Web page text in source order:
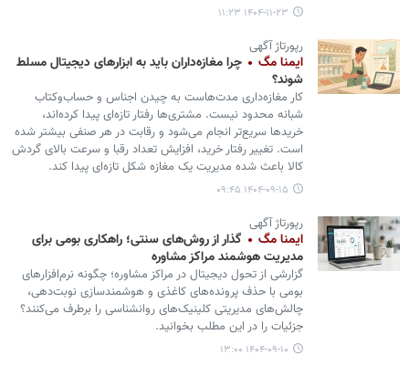
۱۴۰۴-۱۱-۲۳ ۱۱:۲۳
رپورتاژ آگهی
ایمنا مگ
چرا مغازه‌داران باید به ابزارهای دیجیتال مسلط
شوند؟
کار مغازه‌داری مدت‌هاست به چیدن اجناس و حساب‌وکتاب
شبانه محدود نیست. مشتری‌ها رفتار تازه‌ای پیدا کرده‌اند،
خریدها سریع‌تر انجام می‌شود و رقابت در هر صنفی بیشتر شده
است. تغییر رفتار خرید، افزایش تعداد رقبا و سرعت بالای گردش
کالا باعث شده مدیریت یک مغازه شکل تازه‌ای پیدا کند.
۱۴۰۴-۰۹-۱۵ ۰۹:۴۵
رپورتاژ آگهی
ایمنا مگ
گذار از روش‌های سنتی؛ راهکاری بومی برای
مدیریت هوشمند مراکز مشاوره
گزارشی از تحول دیجیتال در مراکز مشاوره؛ چگونه نرم‌افزارهای
بومی با حذف پرونده‌های کاغذی و هوشمندسازی نوبت‌دهی،
چالش‌های مدیریتی کلینیک‌های روانشناسی را برطرف می‌کنند؟
جزئیات را در این مطلب بخوانید.
۱۴۰۴-۰۹-۱۰ ۱۳:۰۰